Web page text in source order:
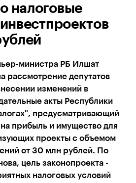
налоговые
министра РБ Илшат
рассмотрение депутатов
изменений в
акты Республики
предусматривающий
прибыль и имущество для
проекты с объемом
от 30 млн рублей. По
цель законопроекта -
налоговых условий